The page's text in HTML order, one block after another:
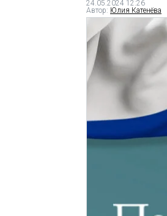
24.05.2024 12:26
Автор: Юлия Катенёва